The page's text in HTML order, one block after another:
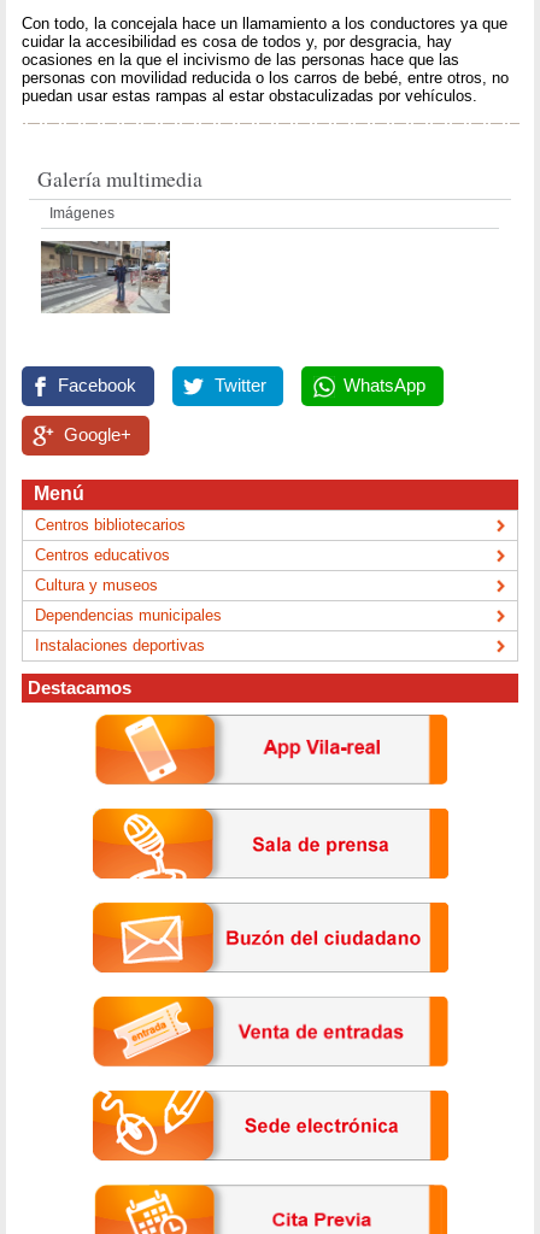
Con todo, la concejala hace un llamamiento a los conductores ya que
cuidar la accesibilidad es cosa de todos y, por desgracia, hay
ocasiones en la que el incivismo de las personas hace que las
personas con movilidad reducida o los carros de bebé, entre otros, no
puedan usar estas rampas al estar obstaculizadas por vehículos.
Galería multimedia
Imágenes
Facebook Twitter WhatsApp
Google+
Menú
Centros bibliotecarios
Centros educativos
Cultura y museos
Dependencias municipales
Instalaciones deportivas
Destacamos